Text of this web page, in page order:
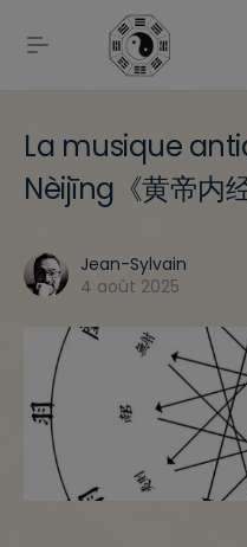
La musique
Nèijīng《黄帝内经
Jean-Sylvain
4 août 2025